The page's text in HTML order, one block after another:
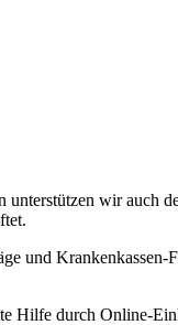
wir auch
und Krankenkassen-
Hilfe durch Online-